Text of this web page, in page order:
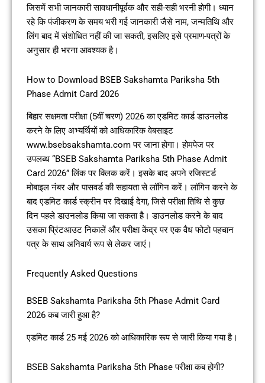
जिसमें सभी जानकारी सावधानीपूर्वक और सही-सही भरनी होगी। ध्यान
रहे कि पंजीकरण के समय भरी गई जानकारी जैसे नाम, जन्मतिथि और
लिंग बाद में संशोधित नहीं की जा सकती, इसलिए इसे प्रमाण-पत्रों के
अनुसार ही भरना आवश्यक है।
How to Download BSEB Sakshamta Pariksha 5th
Phase Admit Card 2026
बिहार सक्षमता परीक्षा (5वीं चरण) 2026 का एडमिट कार्ड डाउनलोड
करने के लिए अभ्यर्थियों को आधिकारिक वेबसाइट
www.bsebsakshamta.com पर जाना होगा। होमपेज पर
उपलब्ध “BSEB Sakshamta Pariksha 5th Phase Admit
Card 2026” लिंक पर क्लिक करें। इसके बाद अपने रजिस्टर्ड
मोबाइल नंबर और पासवर्ड की सहायता से लॉगिन करें। लॉगिन करने के
बाद एडमिट कार्ड स्क्रीन पर दिखाई देगा, जिसे परीक्षा तिथि से कुछ
दिन पहले डाउनलोड किया जा सकता है। डाउनलोड करने के बाद
उसका प्रिंटआउट निकालें और परीक्षा केंद्र पर एक वैध फोटो पहचान
पत्र के साथ अनिवार्य रूप से लेकर जाएं।
Frequently Asked Questions
BSEB Sakshamta Pariksha 5th Phase Admit Card
2026 कब जारी हुआ है?
एडमिट कार्ड 25 मई 2026 को आधिकारिक रूप से जारी किया गया है।
BSEB Sakshamta Pariksha 5th Phase परीक्षा कब होगी?